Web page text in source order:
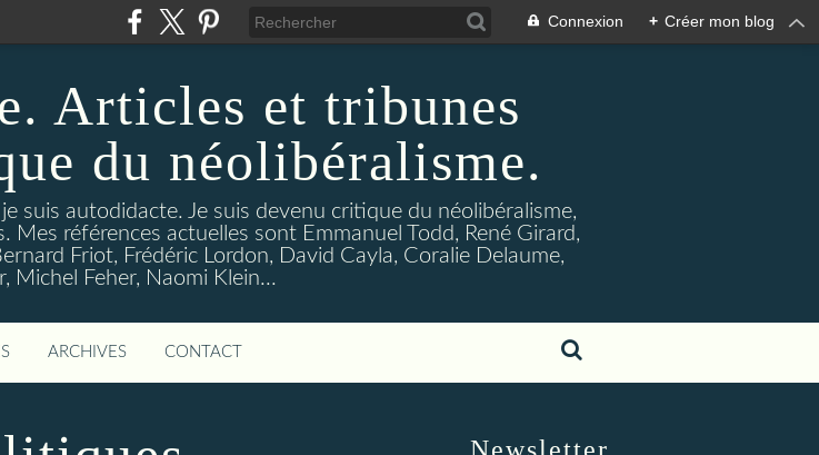
Connexion + Créer mon blog
Articles et tribunes
du néolibéralisme.
suis autodidacte. Je suis devenu critique du néolibéralisme,
références actuelles sont Emmanuel Todd, René Girard,
Friot, Frédéric Lordon, David Cayla, Coralie Delaume,
Michel Feher, Naomi Klein...
ARCHIVES CONTACT